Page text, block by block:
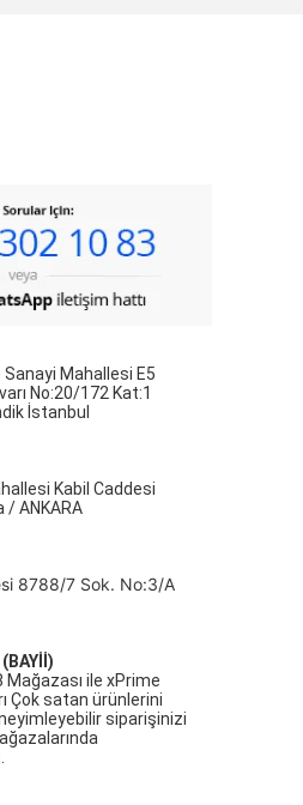
Mahallesi E5
No:20/172 Kat:1
İstanbul
Kabil Caddesi
/ ANKARA
8788/7 Sok. No:3/A
Mağazası ile xPrime
Çok satan ürünlerini
siparişinizi